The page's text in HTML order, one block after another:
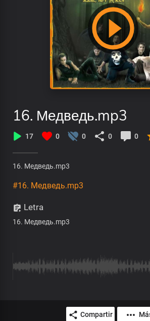
16. Медведь.mp3
17 0 0 0 0
16. Медведь.mp3
#16. Медведь.mp3
Letra
16. Медведь.mp3
Compartir